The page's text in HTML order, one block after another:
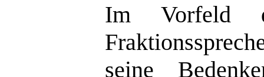
Im Vorfeld
seine